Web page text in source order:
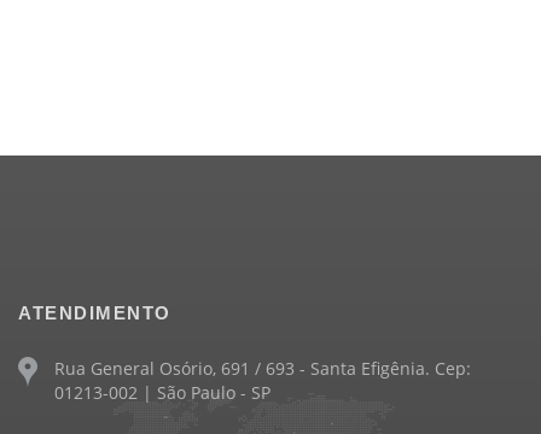
ATENDIMENTO
Rua General Osório, 691 / 693 - Santa Efigênia. Cep:
01213-002 | São Paulo - SP